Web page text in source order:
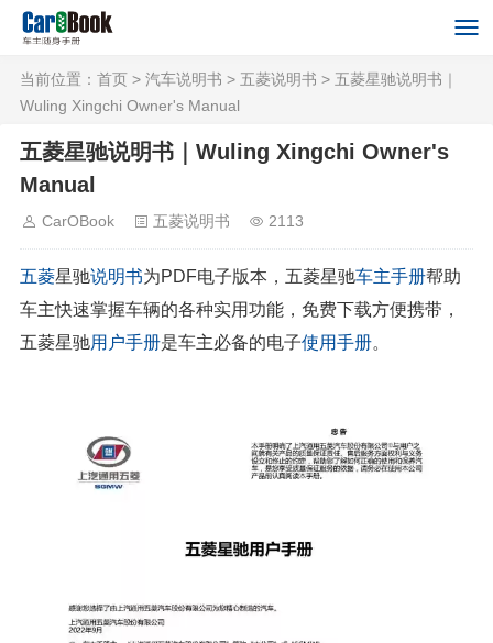
当前位置： 首页 > 汽车说明书 > 五菱说明书 > 五菱星驰说明书｜
Wuling Xingchi Owner's Manual
五菱星驰说明书｜Wuling Xingchi Owner's
Manual
CarOBook 五菱说明书 2113
五菱星驰说明书为PDF电子版本，五菱星驰车主手册帮助
车主快速掌握车辆的各种实用功能，免费下载方便携带，
五菱星驰用户手册是车主必备的电子使用手册。